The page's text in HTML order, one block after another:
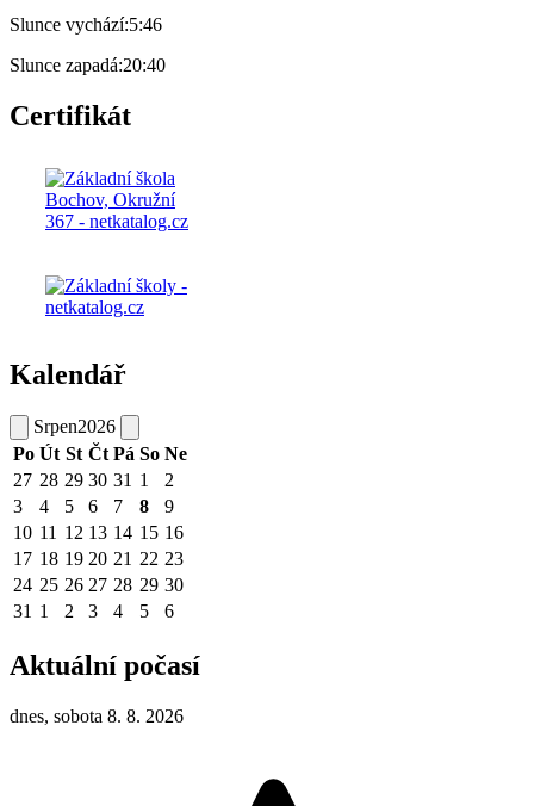
Slunce vychází:5:46
Slunce zapadá:20:40
Certifikát
Kalendář
Srpen2026
Po Út St Čt Pá So Ne
27 28 29 30 31 1
2
3
4 5 6 7 8
9
10 11 12 13 14 15 16
17 18 19 20 21 22 23
24 25 26 27 28 29 30
31 1 2 3 4 5 6
Aktuální počasí
dnes, sobota 8. 8. 2026